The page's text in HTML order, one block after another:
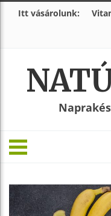
Itt vásárolunk: